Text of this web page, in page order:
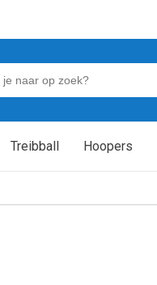
Treibball Hoopers